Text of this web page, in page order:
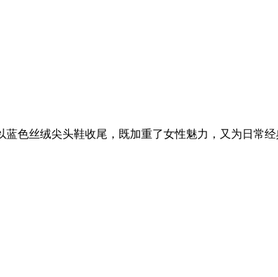
丝绒尖头鞋收尾，既加重了女性魅力，又为日常